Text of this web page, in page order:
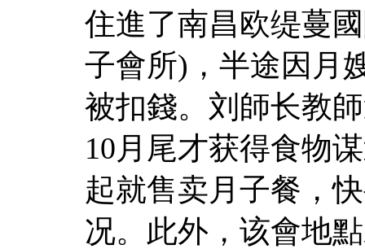
住進了南昌欧缇蔓
子會所)，半途因月
被扣錢。刘師长教
10月尾才获得食物
起就售卖月子餐，
况。此外，该會地